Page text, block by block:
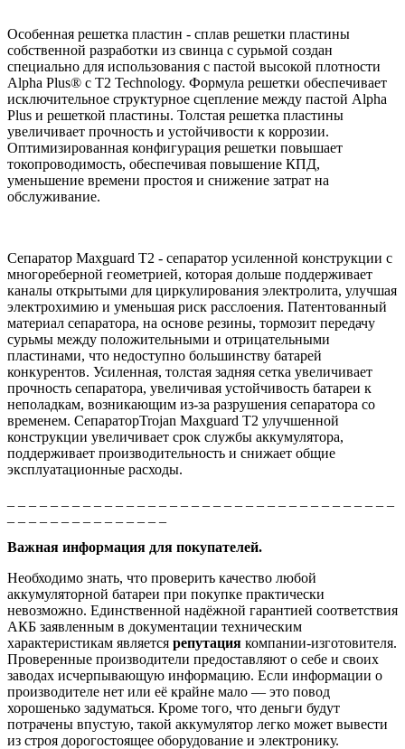
Особенная решетка пластин - сплав решетки пластины
собственной разработки из свинца с сурьмой создан
специально для использования с пастой высокой плотности
Alpha Plus® с T2 Technology. Формула решетки обеспечивает
исключительное структурное сцепление между пастой Alpha
Plus и решеткой пластины. Толстая решетка пластины
увеличивает прочность и устойчивости к коррозии.
Оптимизированная конфигурация решетки повышает
токопроводимость, обеспечивая повышение КПД,
уменьшение времени простоя и снижение затрат на
обслуживание.
Сепаратор Maxguard T2 - сепаратор усиленной конструкции c
многореберной геометрией, которая дольше поддерживает
каналы открытыми для циркулирования электролита, улучшая
электрохимию и уменьшая риск расслоения. Патентованный
материал сепаратора, на основе резины, тормозит передачу
сурьмы между положительными и отрицательными
пластинами, что недоступно большинству батарей
конкурентов. Усиленная, толстая задняя сетка увеличивает
прочность сепаратора, увеличивая устойчивость батареи к
неполадкам, возникающим из-за разрушения сепаратора со
временем. СепараторTrojan Maxguard T2 улучшенной
конструкции увеличивает срок службы аккумулятора,
поддерживает производительность и снижает общие
эксплуатационные расходы.
Важная информация для покупателей.
Необходимо знать, что проверить качество любой
аккумуляторной батареи при покупке практически
невозможно. Единственной надёжной гарантией соответствия
АКБ заявленным в документации техническим
характеристикам является репутация компании-изготовителя.
Проверенные производители предоставляют о себе и своих
заводах исчерпывающую информацию. Если информации о
производителе нет или её крайне мало — это повод
хорошенько задуматься. Кроме того, что деньги будут
потрачены впустую, такой аккумулятор легко может вывести
из строя дорогостоящее оборудование и электронику.